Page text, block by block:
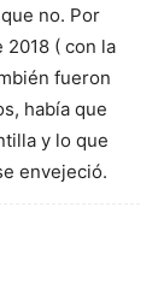
no. Por
( con la
fueron
había que
y lo que
envejeció.